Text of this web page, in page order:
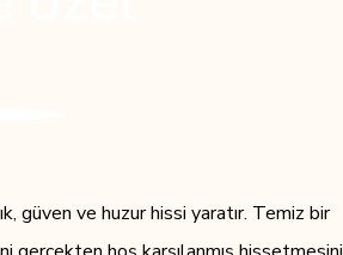
güven ve huzur hissi yaratır. Temiz bir